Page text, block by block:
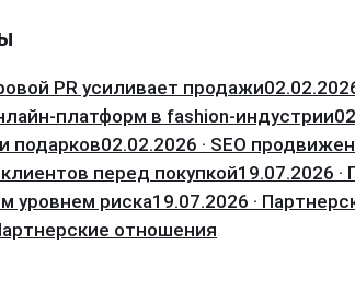
PR усиливает продажи
платформ в fashion-индустрии
подарков02.02.2026 · SEO
перед покупкой19.07.2026
уровнем риска19.07.2026 ·
отношения